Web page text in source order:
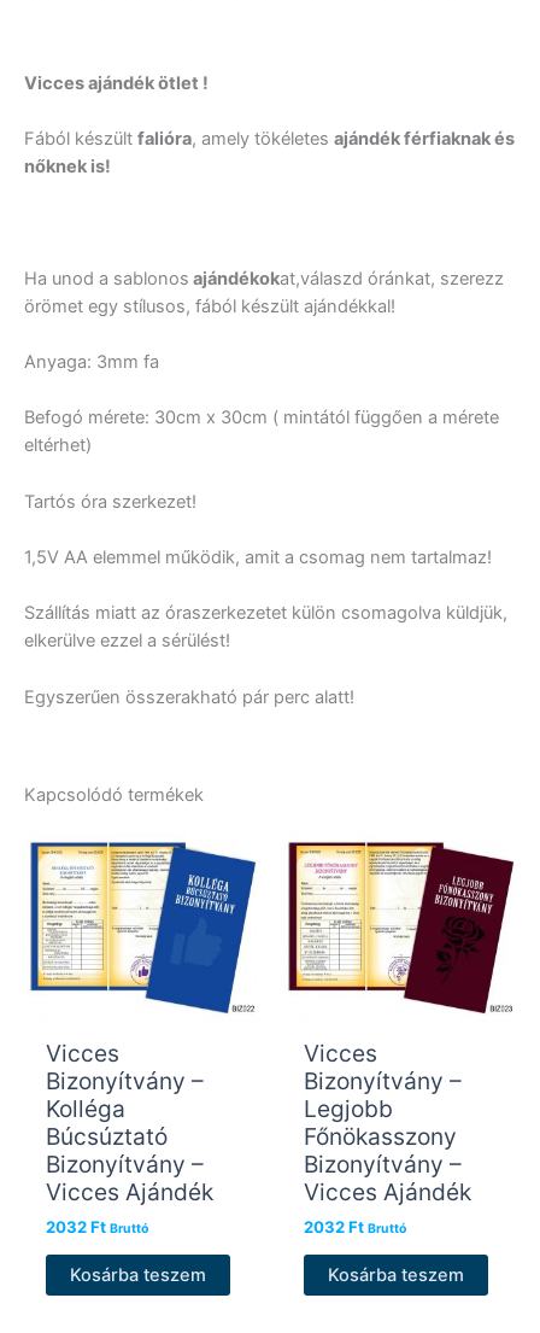
Vicces ajándék ötlet !
Fából készült falióra, amely tökéletes ajándék férfiaknak és
nőknek is!
Ha unod a sablonos ajándékokat,válaszd óránkat, szerezz
örömet egy stílusos, fából készült ajándékkal!
Anyaga: 3mm fa
Befogó mérete: 30cm x 30cm ( mintától függően a mérete
eltérhet)
Tartós óra szerkezet!
1,5V AA elemmel működik, amit a csomag nem tartalmaz!
Szállítás miatt az óraszerkezetet külön csomagolva küldjük,
elkerülve ezzel a sérülést!
Egyszerűen összerakható pár perc alatt!
Kapcsolódó termékek
Vicces
Bizonyítvány –
Kolléga
Búcsúztató
Bizonyítvány –
Vicces Ajándék
2032Ft Bruttó
Kosárba teszem
Vicces
Bizonyítvány –
Legjobb
Főnökasszony
Bizonyítvány –
Vicces Ajándék
2032Ft Bruttó
Kosárba teszem